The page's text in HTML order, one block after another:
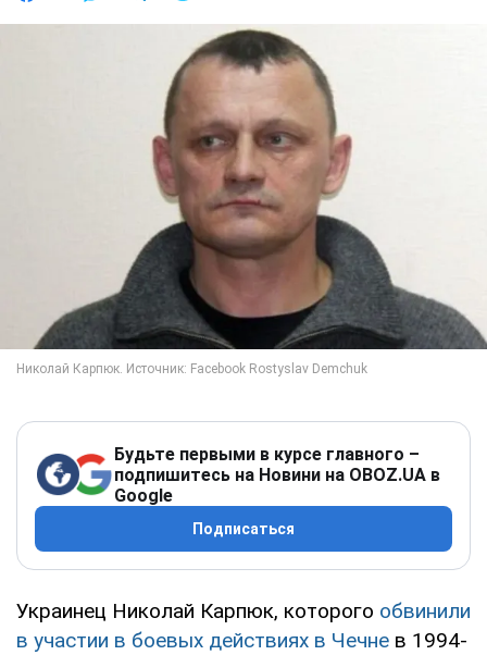
Будьте первыми в курсе главного –
подпишитесь на Новини на OBOZ.UA в
Google
Подписаться
Украинец Николай Карпюк, которого обвинили
в участии в боевых действиях в Чечне в 1994-